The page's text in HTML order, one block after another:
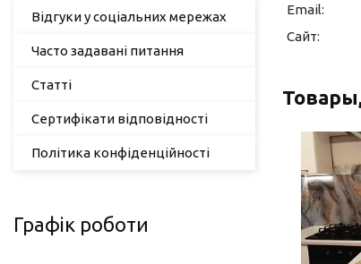
Відгуки у соціальних мережах
Часто задавані питання
Статті
Сертифікати відповідності
Політика конфіденційності
Графік роботи